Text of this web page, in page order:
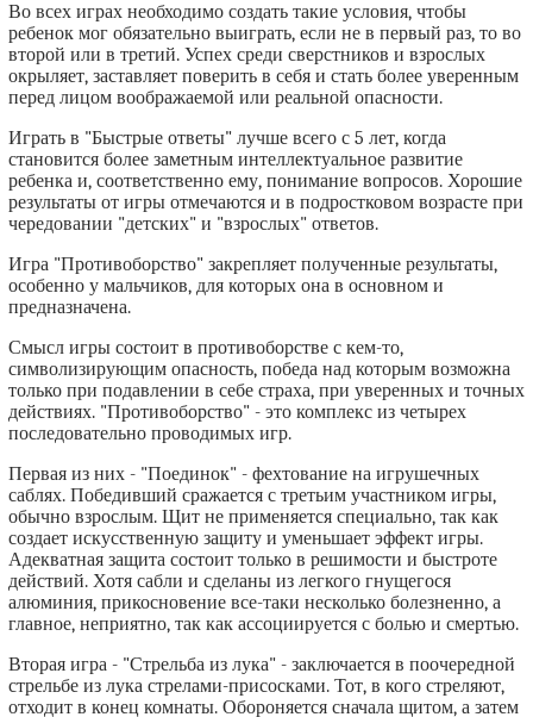
Во всех играх необходимо создать такие условия, чтобы
ребенок мог обязательно выиграть, если не в первый раз, то во
второй или в третий. Успех среди сверстников и взрослых
окрыляет, заставляет поверить в себя и стать более уверенным
перед лицом воображаемой или реальной опасности.
Играть в "Быстрые ответы" лучше всего с 5 лет, когда
становится более заметным интеллектуальное развитие
ребенка и, соответственно ему, понимание вопросов. Хорошие
результаты от игры отмечаются и в подростковом возрасте при
чередовании "детских" и "взрослых" ответов.
Игра "Противоборство" закрепляет полученные результаты,
особенно у мальчиков, для которых она в основном и
предназначена.
Смысл игры состоит в противоборстве с кем-то,
символизирующим опасность, победа над которым возможна
только при подавлении в себе страха, при уверенных и точных
действиях. "Противоборство" - это комплекс из четырех
последовательно проводимых игр.
Первая из них - "Поединок" - фехтование на игрушечных
саблях. Победивший сражается с третьим участником игры,
обычно взрослым. Щит не применяется специально, так как
создает искусственную защиту и уменьшает эффект игры.
Адекватная защита состоит только в решимости и быстроте
действий. Хотя сабли и сделаны из легкого гнущегося
алюминия, прикосновение все-таки несколько болезненно, а
главное, неприятно, так как ассоциируется с болью и смертью.
Вторая игра - "Стрельба из лука" - заключается в поочередной
стрельбе из лука стрелами-присосками. Тот, в кого стреляют,
отходит в конец комнаты. Обороняется сначала щитом, а затем